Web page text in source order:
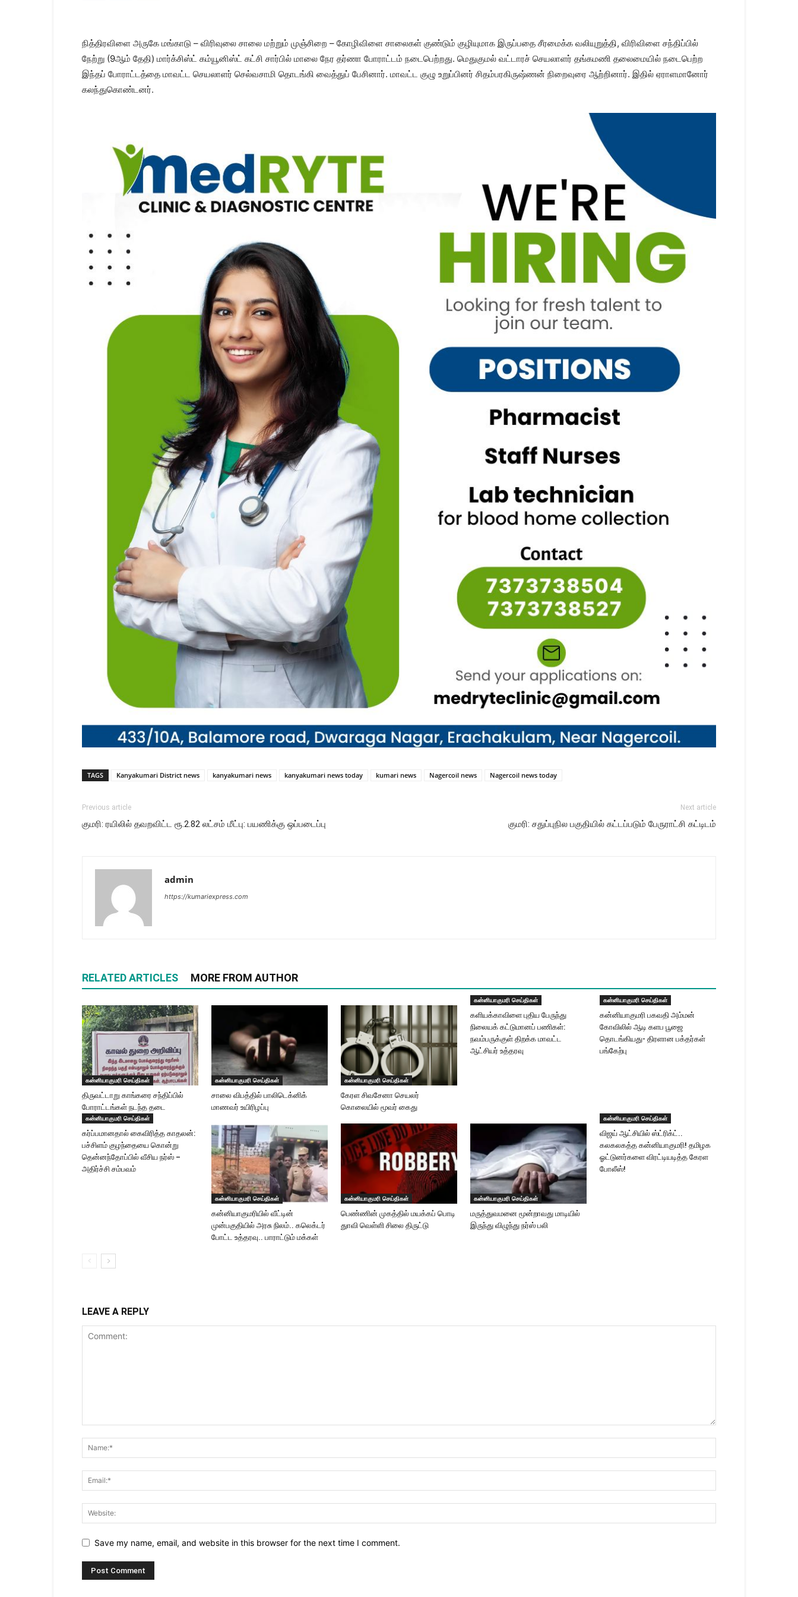
|
Kumari
News
|
நித்திரவிளை அருகே மங்காடு – விரிவுலை சாலை மற்றும் முஞ்சிறை – கோழிவிளை சாலைகள் குண்டும் குழியுமாக இருப்பதை சீரமைக்க வலியுறுத்தி, விரிவிளை சந்திப்பில்
நேற்று (9ஆம் தேதி) மார்க்சிஸ்ட் கம்யூனிஸ்ட் கட்சி சார்பில் மாலை நேர தர்ணா போராட்டம் நடைபெற்றது. மெதுகுமல் வட்டாரச் செயலாளர் தங்கமணி தலைமையில் நடைபெற்ற
இந்தப் போராட்டத்தை மாவட்ட செயலாளர் செல்வசாமி தொடங்கி வைத்துப் பேசினார். மாவட்ட குழு உறுப்பினர் சிதம்பரகிருஷ்ணன் நிறைவுரை ஆற்றினார். இதில் ஏராளமானோர்
கலந்துகொண்டனர்.
TAGS Kanyakumari District news kanyakumari news kanyakumari news today kumari news Nagercoil news Nagercoil news today
Previous article
குமரி: ரயிலில் தவறவிட்ட ரூ.2.82 லட்சம் மீட்பு: பயணிக்கு ஒப்படைப்பு
Next article
குமரி: சதுப்புநில பகுதியில் கட்டப்படும் பேருராட்சி கட்டிடம்
admin
https://kumariexpress.com
RELATED ARTICLES MORE FROM AUTHOR
கன்னியாகுமரி செய்திகள்
திருவட்டாறு காங்கரை சந்திப்பில்
போராட்டங்கள் நடந்த தடை
கன்னியாகுமரி செய்திகள்
சாலை விபத்தில் பாலிடெக்னிக்
மாணவர் உயிரிழப்பு
கன்னியாகுமரி செய்திகள்
கேரள சிவசேனா செயலர்
கொலையில் மூவர் கைது
கன்னியாகுமரி செய்திகள்
களியக்காவிளை புதிய பேருந்து
நிலையக் கட்டுமானப் பணிகள்:
நவம்பருக்குள் திறக்க மாவட்ட
ஆட்சியர் உத்தரவு
கன்னியாகுமரி செய்திகள்
கன்னியாகுமரி பகவதி அம்மன்
கோவிலில் ஆடி களப பூஜை
தொடங்கியது- திரளான பக்தர்கள்
பங்கேற்பு
கன்னியாகுமரி செய்திகள்
கர்ப்பமானதால் கைவிரித்த காதலன்:
பச்சிளம் குழந்தையை கொன்று
தென்னந்தோப்பில் வீசிய நர்ஸ் –
அதிர்ச்சி சம்பவம்
கன்னியாகுமரி செய்திகள்
கன்னியாகுமரியில் வீட்டின்
முன்பகுதியில் அரசு நிலம்.. கலெக்டர்
போட்ட உத்தரவு.. பாராட்டும் மக்கள்
கன்னியாகுமரி செய்திகள்
பெண்ணின் முகத்தில் மயக்கப் பொடி
துாவி வெள்ளி சிலை திருட்டு
கன்னியாகுமரி செய்திகள்
மருத்துவமனை மூன்றாவது மாடியில்
இருந்து விழுந்து நர்ஸ் பலி
கன்னியாகுமரி செய்திகள்
விஜய் ஆட்சியில் ஸ்ட்ரிக்ட்..
கலகலகத்த கன்னியாகுமரி! தமிழக
ஓட்டுனர்களை விரட்டியடித்த கேரள
போலீஸ்!
LEAVE A REPLY
Save my name, email, and website in this browser for the next time I comment.